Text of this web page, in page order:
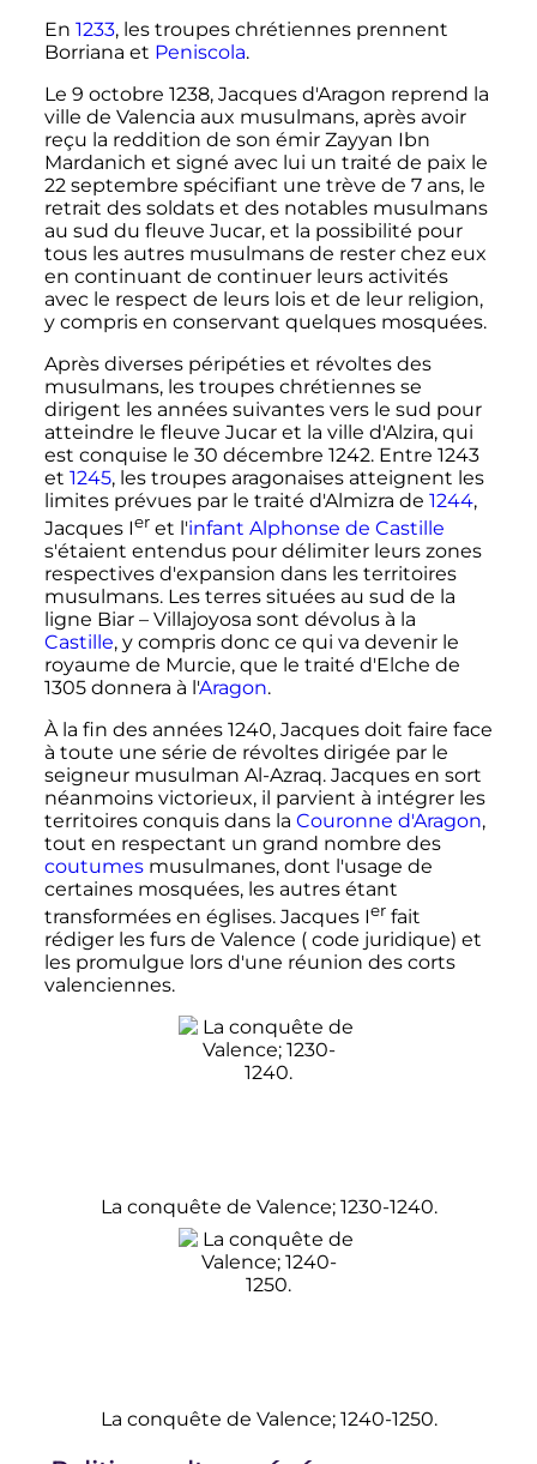
En 1233, les troupes chrétiennes prennent
Borriana et Peniscola.
Le 9 octobre 1238, Jacques d'Aragon reprend la
ville de Valencia aux musulmans, après avoir
reçu la reddition de son émir Zayyan Ibn
Mardanich et signé avec lui un traité de paix le
22 septembre spécifiant une trève de 7 ans, le
retrait des soldats et des notables musulmans
au sud du fleuve Jucar, et la possibilité pour
tous les autres musulmans de rester chez eux
en continuant de continuer leurs activités
avec le respect de leurs lois et de leur religion,
y compris en conservant quelques mosquées.
Après diverses péripéties et révoltes des
musulmans, les troupes chrétiennes se
dirigent les années suivantes vers le sud pour
atteindre le fleuve Jucar et la ville d'Alzira, qui
est conquise le 30 décembre 1242. Entre 1243
et 1245, les troupes aragonaises atteignent les
limites prévues par le traité d'Almizra de 1244,
Jacques Ieret l'infant Alphonse de Castille
s'étaient entendus pour délimiter leurs zones
respectives d'expansion dans les territoires
musulmans. Les terres situées au sud de la
ligne Biar – Villajoyosa sont dévolus à la
Castille, y compris donc ce qui va devenir le
royaume de Murcie, que le traité d'Elche de
1305 donnera à l'Aragon.
À la fin des années 1240, Jacques doit faire face
à toute une série de révoltes dirigée par le
seigneur musulman Al-Azraq. Jacques en sort
néanmoins victorieux, il parvient à intégrer les
territoires conquis dans la Couronne d'Aragon,
tout en respectant un grand nombre des
coutumesmusulmanes, dont l'usage de
certaines mosquées, les autres étant
transformées en églises. Jacques Ier fait
rédiger les furs de Valence ( code juridique) et
les promulgue lors d'une réunion des corts
valenciennes.
La conquête de Valence; 1230-1240.
La conquête de Valence; 1240-1250.